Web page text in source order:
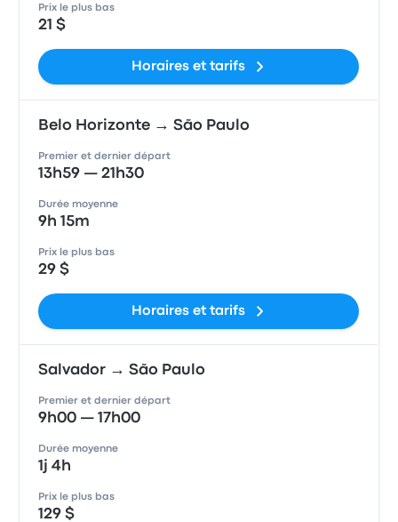
Prix le plus bas
21 $
Horaires et tarifs
Belo Horizonte → São Paulo
Premier et dernier départ
13h59 — 21h30
Durée moyenne
9h 15m
Prix le plus bas
29 $
Horaires et tarifs
Salvador → São Paulo
Premier et dernier départ
9h00 — 17h00
Durée moyenne
1j 4h
Prix le plus bas
129 $